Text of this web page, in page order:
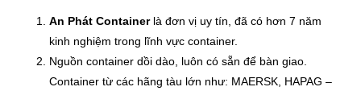
An Phát Containerlà đơn vị uy tín, đã có hơn 7 năm
kinh nghiệm trong lĩnh vực container.
Nguồn container dồi dào, luôn có sẵn để bàn giao.
Container từ các hãng tàu lớn như: MAERSK, HAPAG –